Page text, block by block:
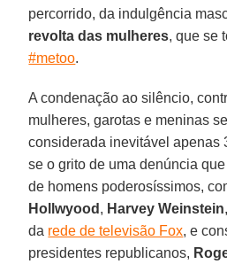
percorrido, da indulgência
revolta das mulheres, que se
#metoo.
A condenação ao silêncio,
mulheres, garotas e meninas
considerada inevitável apenas
se o grito de uma denúncia
de homens poderosíssimos,
Hollwyood , Harvey Weinstein
da rede de televisão Fox, e
presidentes republicanos,